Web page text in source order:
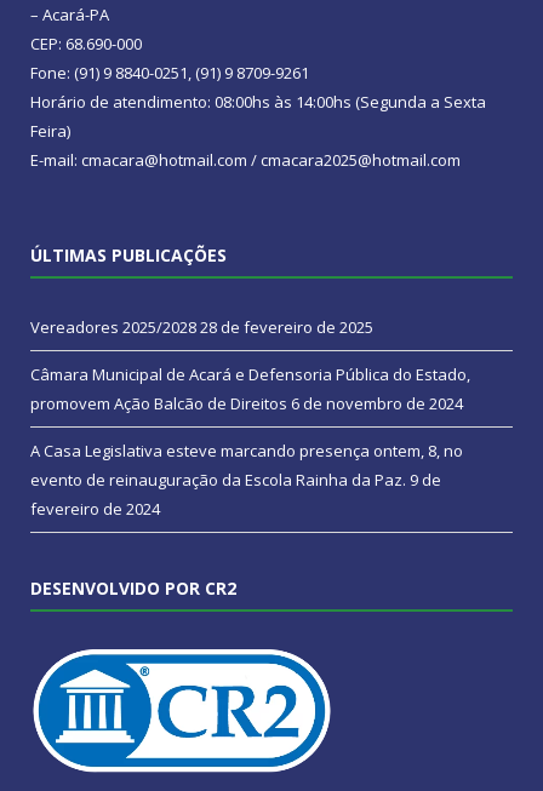
– Acará-PA
CEP: 68.690-000
Fone: (91) 9 8840-0251, (91) 9 8709-9261
Horário de atendimento: 08:00hs às 14:00hs (Segunda a Sexta
Feira)
E-mail: cmacara@hotmail.com / cmacara2025@hotmail.com
ÚLTIMAS PUBLICAÇÕES
Vereadores 2025/202828 de fevereiro de 2025
Câmara Municipal de Acará e Defensoria Pública do Estado,
promovem Ação Balcão de Direitos 6 de novembro de 2024
A Casa Legislativa esteve marcando presença ontem, 8, no
evento de reinauguração da Escola Rainha da Paz. 9 de
fevereiro de 2024
DESENVOLVIDO POR CR2